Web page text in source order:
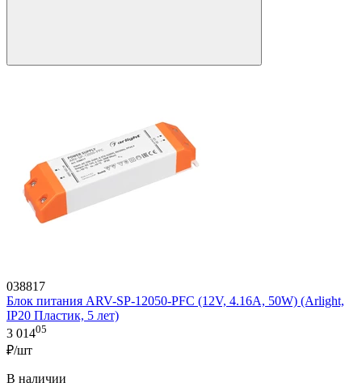
038817
Блок питания ARV-SP-12050-PFC (12V, 4.16A, 50W) (Arlight,
IP20 Пластик, 5 лет)
3 01405
₽/шт
В наличии